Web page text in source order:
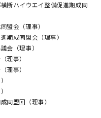
断ハイウエイ整備促進期成同
盟会（理事）
期成同盟会（理事）
会（理事）
理事）
理事）
同盟回（理事）